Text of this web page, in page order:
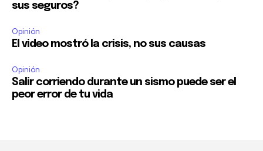
sus seguros?
Opinión
El video mostró la crisis, no sus causas
Opinión
Salir corriendo durante un sismo puede ser el
peor error de tu vida